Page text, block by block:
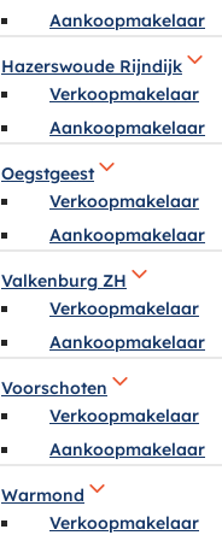
Aankoopmakelaar
Hazerswoude Rijndijk
Verkoopmakelaar
Aankoopmakelaar
Oegstgeest
Verkoopmakelaar
Aankoopmakelaar
Valkenburg ZH
Verkoopmakelaar
Aankoopmakelaar
Voorschoten
Verkoopmakelaar
Aankoopmakelaar
Warmond
Verkoopmakelaar